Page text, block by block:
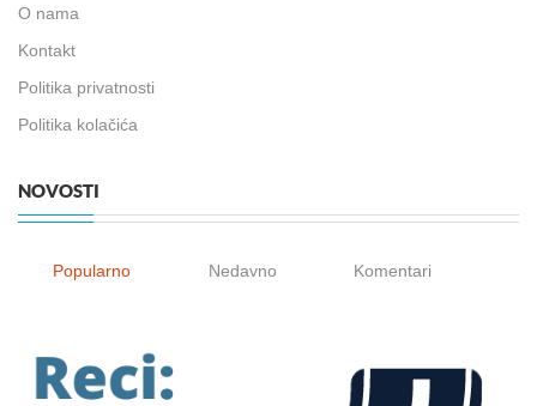
O nama
Kontakt
Politika privatnosti
Politika kolačića
NOVOSTI
Popularno Nedavno Komentari